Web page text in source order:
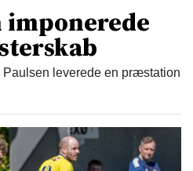
imponerede
leverede en præstation